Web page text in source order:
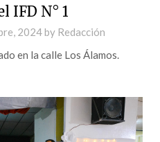
IFD N° 1
2024by Redacción
en la calle Los Álamos.